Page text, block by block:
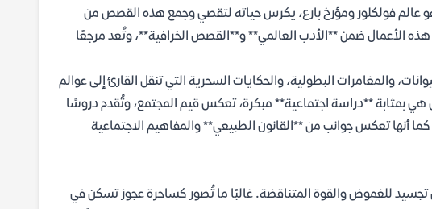
عالم فولكلور ومؤرخ بارع، يكرس حياته لتقصي وجمع هذه القصص من
الأعمال ضمن **الأدب العالمي** و**القصص الخرافية**، وتُعد مرجعًا
والمغامرات البطولية، والحكايات السحرية التي تنقل القارئ إلى عوالم
هي بمثابة **دراسة اجتماعية** مبكرة، تعكس قيم المجتمع، وتُقدم دروسًا
أنها تعكس جوانب من **القانون الطبيعي** والمفاهيم الاجتماعية
تجسيد للغموض والقوة المتناقضة. غالبًا ما تُصور كساحرة عجوز تسكن في